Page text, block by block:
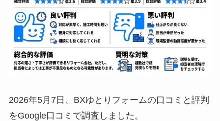
2026年5月7日、BXゆとりフォームの口コミと評判
をGoogle口コミで調査しました。